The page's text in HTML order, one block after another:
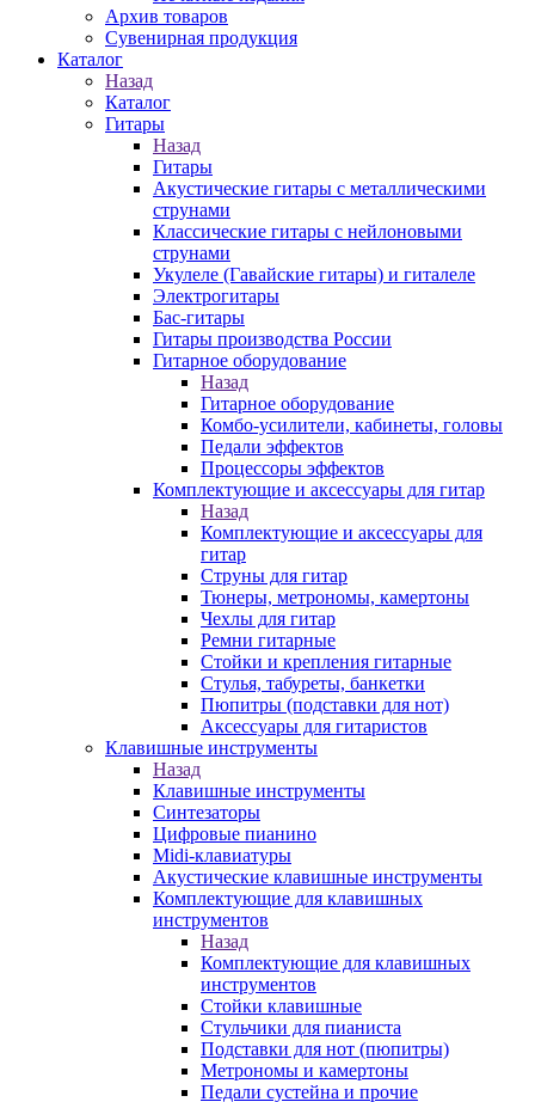
Архив товаров
Сувенирная продукция
Каталог
Назад
Каталог
Гитары
Назад
Гитары
Акустические гитары с металлическими
струнами
Классические гитары с нейлоновыми
струнами
Укулеле (Гавайские гитары) и гиталеле
Электрогитары
Бас-гитары
Гитары производства России
Гитарное оборудование
Назад
Гитарное оборудование
Комбо-усилители, кабинеты, головы
Педали эффектов
Процессоры эффектов
Комплектующие и аксессуары для гитар
Назад
Комплектующие и аксессуары для
гитар
Струны для гитар
Тюнеры, метрономы, камертоны
Чехлы для гитар
Ремни гитарные
Стойки и крепления гитарные
Стулья, табуреты, банкетки
Пюпитры (подставки для нот)
Аксессуары для гитаристов
Клавишные инструменты
Назад
Клавишные инструменты
Синтезаторы
Цифровые пианино
Midi-клавиатуры
Акустические клавишные инструменты
Комплектующие для клавишных
инструментов
Назад
Комплектующие для клавишных
инструментов
Стойки клавишные
Стульчики для пианиста
Подставки для нот (пюпитры)
Метрономы и камертоны
Педали сустейна и прочие